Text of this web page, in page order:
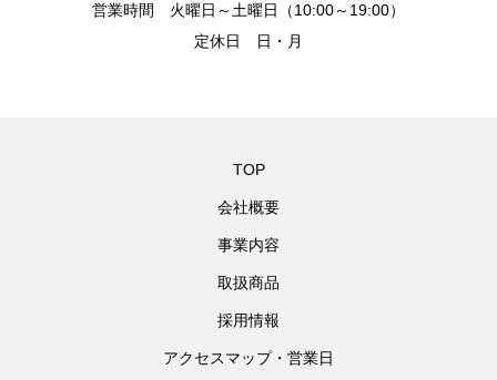
営業時間 火曜日～土曜日（10:00～19:00）
定休日 日・月
TOP
会社概要
事業内容
取扱商品
採用情報
アクセスマップ・営業日